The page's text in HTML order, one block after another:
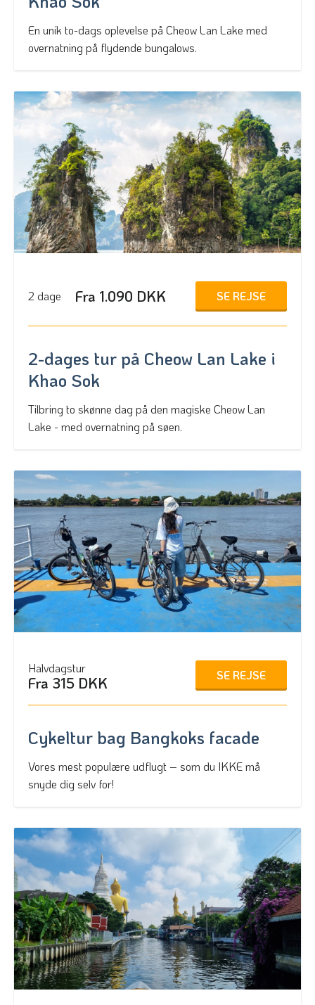
En unik to-dags oplevelse på Cheow Lan Lake med
overnatning på flydende bungalows.
2 dage Fra 1.090 DKK SE REJSE
2-dages tur på Cheow Lan Lake i
Khao Sok
Tilbring to skønne dag på den magiske Cheow Lan
Lake - med overnatning på søen.
Halvdagstur
Fra 315 DKK SE REJSE
Cykeltur bag Bangkoks facade
Vores mest populære udflugt – som du IKKE må
snyde dig selv for!